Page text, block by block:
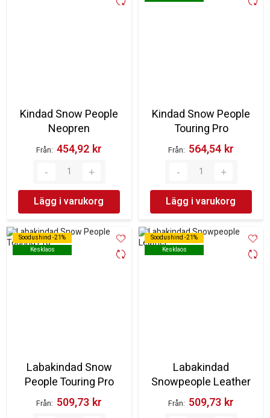
Kindad Snow People
Neopren
Från 454,92 kr‎
Lägg i varukorg
Kindad Snow People
Touring Pro
Från 564,54 kr‎
Lägg i varukorg
Soodushind -21%
Kesklaos
Soodushind -21%
Kesklaos
Labakindad Snow
People Touring Pro
Från 509,73 kr‎
Soodushind -21%
Kesklaos
Soodushind -21%
Kesklaos
Labakindad
Snowpeople Leather
Från 509,73 kr‎